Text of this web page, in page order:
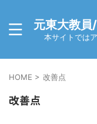
元東大教員
本サイトでは
HOME > 改善点
改善点